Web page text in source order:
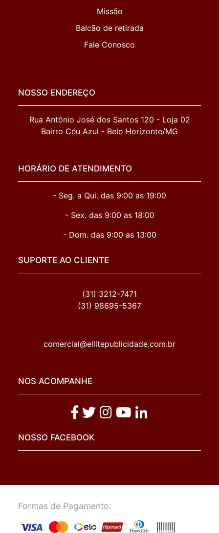
Missão
Balcão de retirada
Fale Conosco
NOSSO ENDEREÇO
Rua Antônio José dos Santos 120 - Loja 02
Bairro Céu Azul - Belo Horizonte/MG
HORÁRIO DE ATENDIMENTO
- Seg. a Qui. das 9:00 as 19:00
- Sex. das 9:00 as 18:00
- Dom. das 9:00 as 13:00
SUPORTE AO CLIENTE
(31) 3212-7471
(31) 98695-5367
comercial@ellitepublicidade.com.br
NOS ACOMPANHE
NOSSO FACEBOOK
Formas de Pagamento: